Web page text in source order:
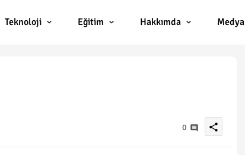
Teknoloji Eğitim Hakkımda Medya
0 share